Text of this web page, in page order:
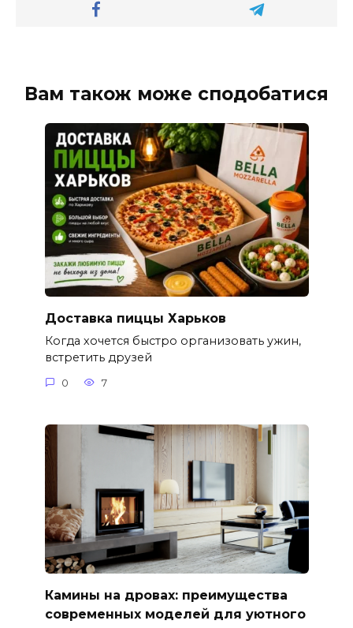
Вам також може сподобатися
Доставка пиццы Харьков
Когда хочется быстро организовать ужин,
встретить друзей
0 7
Камины на дровах: преимущества
современных моделей для уютного